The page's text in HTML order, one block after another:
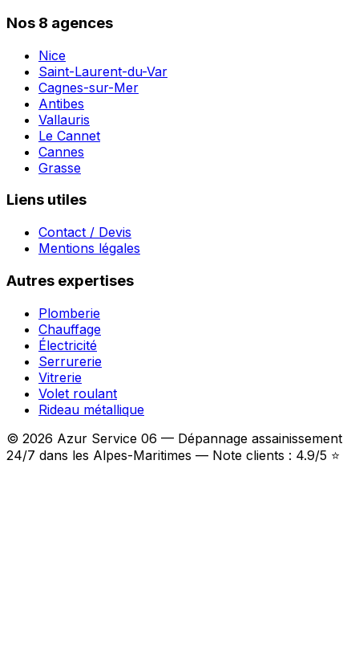
Nos 8 agences
Nice
Saint-Laurent-du-Var
Cagnes-sur-Mer
Antibes
Vallauris
Le Cannet
Cannes
Grasse
Liens utiles
Contact / Devis
Mentions légales
Autres expertises
Plomberie
Chauffage
Électricité
Serrurerie
Vitrerie
Volet roulant
Rideau métallique
© 2026 Azur Service 06 — Dépannage assainissement
24/7 dans les Alpes-Maritimes — Note clients : 4.9/5 ⭐